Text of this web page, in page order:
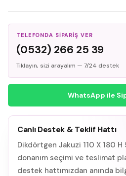
TELEFONDA SIPARIŞ VER
(0532) 266 25 39
Tıklayın, sizi arayalım — 7/24 destek
WhatsApp ile
Canlı Destek & Teklif Hattı
Dikdörtgen Jakuzi 110 X 180
donanım seçimi ve teslimat
destek hattımızdan anında